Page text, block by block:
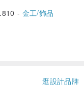
- 金工/飾品
逛設計品牌